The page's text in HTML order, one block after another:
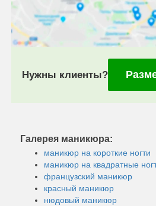
Нужны клиенты?
Галерея маникюра:
маникюр на короткие ногти
маникюр на квадратные
французский маникюр
красный маникюр
нюдовый маникюр